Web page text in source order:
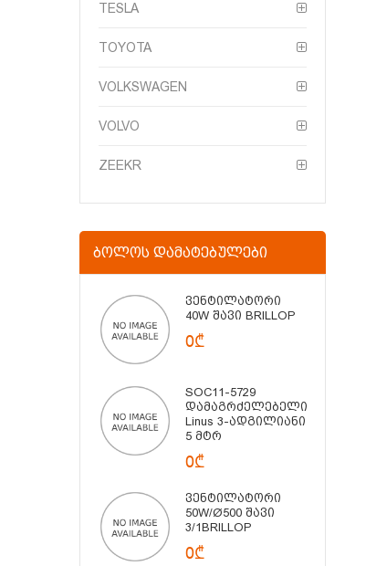
TESLA
TOYOTA
VOLKSWAGEN
VOLVO
ZEEKR
ᲑᲝᲚᲝᲡ ᲓᲐᲛᲐᲢᲔᲑᲣᲚᲔᲑᲘ
Ვენტილატორი
40W Შავი BRILLOP
0₾
SOC11-5729
Დამაგრძელებელი
Linus 3-Ადგილიანი
5 Მტრ
0₾
Ვენტილატორი
50W/Ø500 Შავი
3/1BRILLOP
0₾